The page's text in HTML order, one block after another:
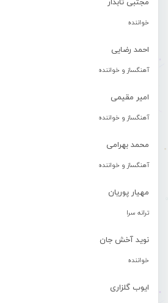
مجتبی تابدار
خواننده
احمد رضایی
آهنگساز و خواننده
امیر مقیمی
آهنگساز و خواننده
محمد بهرامی
آهنگساز و خواننده
مهیار پوریان
ترانه سرا
نوید آخش جان
خواننده
ایوب گلزاری